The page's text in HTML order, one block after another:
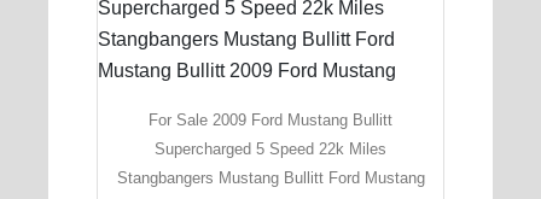
For Sale 2009 Ford Mustang Bullitt
Supercharged 5 Speed 22k Miles
Stangbangers Mustang Bullitt Ford Mustang